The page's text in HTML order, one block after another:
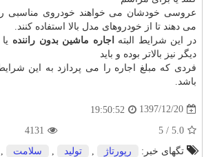
عروسی خودشان می خواهند خودروی مناسبی را
می دهند تا از خودروهای مدل بالا استفاده کنند.
در این شرایط البته
اجاره ماشین بدون راننده
دیگر نیز بالاتر بوده و باید
فردی که مبلغ اجاره را می پردازد به این
باشد.
1397/12/20
19:50:52
5.0
/
5
4131
تگهای خبر:
رپورتاژ تولید سلامت